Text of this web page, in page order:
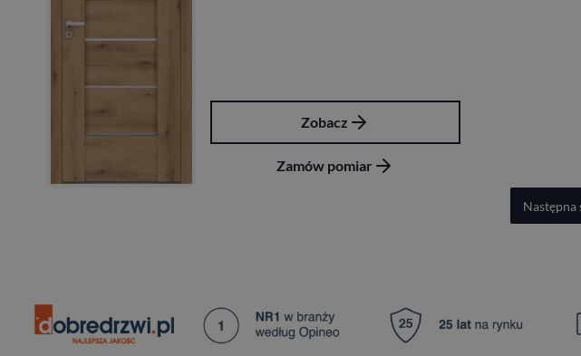
Zobacz
Zamów pomiar
Następna